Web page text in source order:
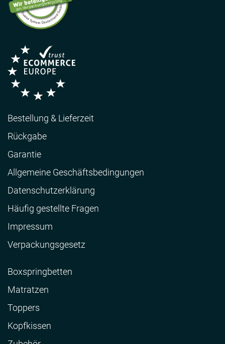
Bestellung & Lieferzeit
Rückgabe
Garantie
Allgemeine Geschäftsbedingungen
Datenschutzerklärung
Häufig gestellte Fragen
Impressum
Verpackungsgesetz
Boxspringbetten
Matratzen
Toppers
Kopfkissen